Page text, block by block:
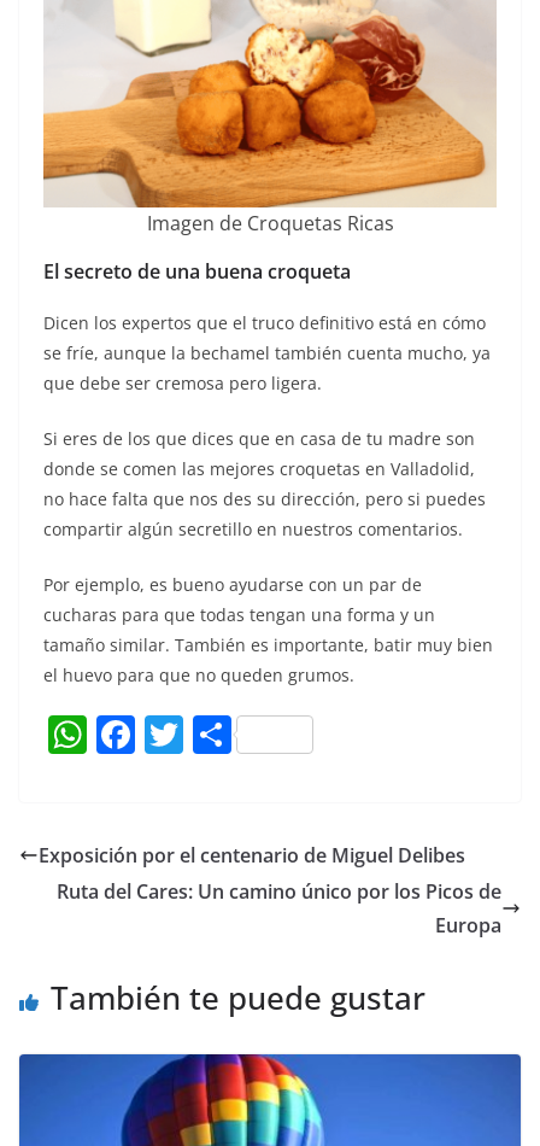
Imagen de Croquetas Ricas
El secreto de una buena croqueta
Dicen los expertos que el truco definitivo está en cómo
se fríe, aunque la bechamel también cuenta mucho, ya
que debe ser cremosa pero ligera.
Si eres de los que dices que en casa de tu madre son
donde se comen las mejores croquetas en Valladolid,
no hace falta que nos des su dirección, pero si puedes
compartir algún secretillo en nuestros comentarios.
Por ejemplo, es bueno ayudarse con un par de
cucharas para que todas tengan una forma y un
tamaño similar. También es importante, batir muy bien
el huevo para que no queden grumos.
W
s
A
F
e
b
k
T
er
C
p
ar
Exposición por el centenario de Miguel Delibes
Ruta del Cares: Un camino único por los Picos de
Europa
También te puede gustar